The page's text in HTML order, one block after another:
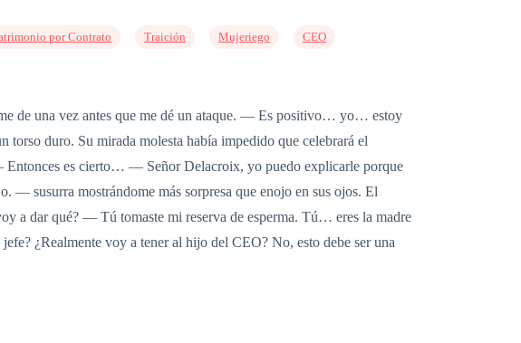
por Contrato Traición Mujeriego CEO
de una vez antes que me dé un ataque. — Es positivo… yo… estoy
duro. Su mirada molesta había impedido que celebrará el
Entonces es cierto… — Señor Delacroix, yo puedo explicarle porque
susurra mostrándome más sorpresa que enojo en sus ojos. El
a dar qué? — Tú tomaste mi reserva de esperma. Tú… eres la madre
¿Realmente voy a tener al hijo del CEO? No, esto debe ser una